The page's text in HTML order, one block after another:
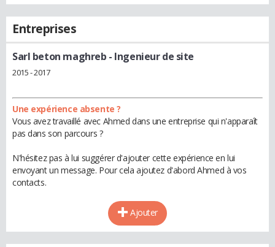
Entreprises
Sarl beton maghreb - Ingenieur de site
2015 - 2017
Une expérience absente ?
Vous avez travaillé avec Ahmed dans une entreprise qui n'apparaît
pas dans son parcours ?
N'hésitez pas à lui suggérer d'ajouter cette expérience en lui
envoyant un message. Pour cela ajoutez d'abord Ahmed à vos
contacts.
Ajouter